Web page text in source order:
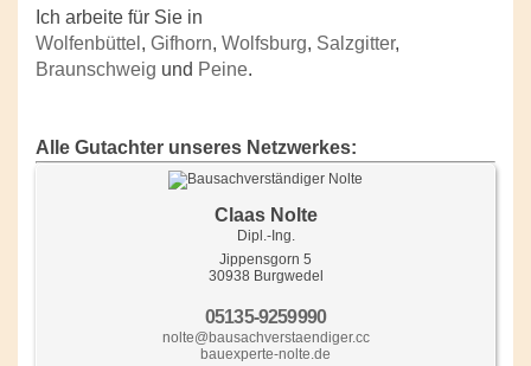
Ich arbeite für Sie in
Wolfenbüttel , Gifhorn, Wolfsburg, Salzgitter,
Braunschweig und Peine.
Alle Gutachter unseres Netzwerkes:
Claas Nolte
Dipl.-Ing.
Jippensgorn 5
30938 Burgwedel
05135-9259990
nolte@bausachverstaendiger.cc
bauexperte-nolte.de